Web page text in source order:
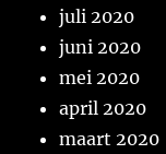
juli 2020
juni 2020
mei 2020
april 2020
maart 2020